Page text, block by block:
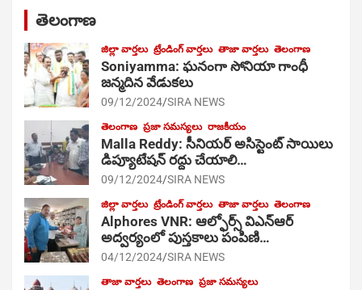
తెలంగాణ
జిల్లా వార్తలు ట్రేండింగ్ వార్తలు తాజా వార్తలు తెలంగాణ
Soniyamma: ఘ‌నంగా సోనియా గాంధీ
జ‌న్మ‌దిన వేడుక‌లు
09/12/2024 SIRA NEWS
తెలంగాణ ప్రజా సమస్యలు రాజకీయం
Malla Reddy: సీనియర్ అసిస్టెంట్ సాయిలు
డిప్యూటేషన్ రద్దు చేయాలి…
09/12/2024 SIRA NEWS
జిల్లా వార్తలు ట్రేండింగ్ వార్తలు తాజా వార్తలు తెలంగాణ
Alphores VNR: ఆల్ఫోర్స్ విఎన్ఆర్
అద్వర్యంలో పుస్తకాలు పంపిణి…
04/12/2024 SIRA NEWS
తాజా వార్తలు తెలంగాణ ప్రజా సమస్యలు